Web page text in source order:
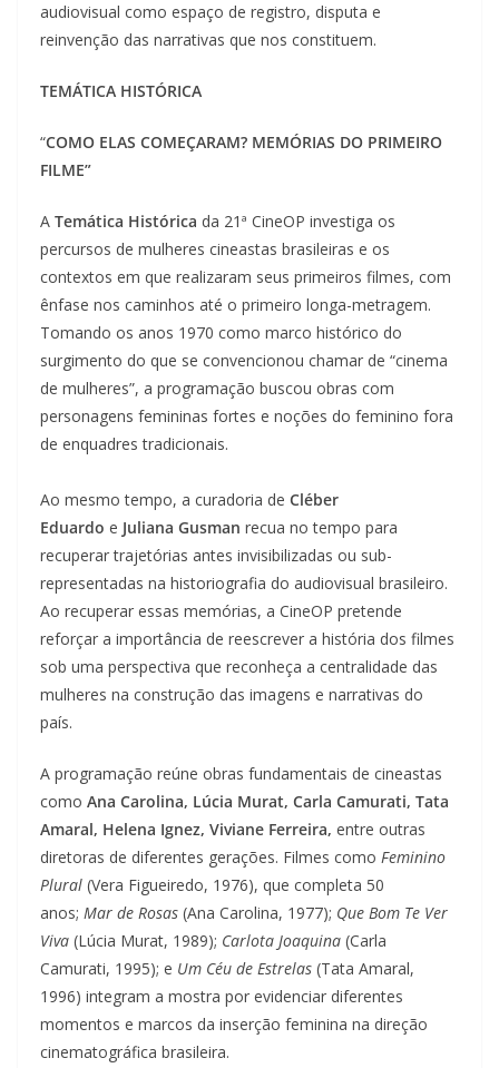
audiovisual como espaço de registro, disputa e
reinvenção das narrativas que nos constituem.
TEMÁTICA HISTÓRICA
“COMO ELAS COMEÇARAM? MEMÓRIAS DO PRIMEIRO
FILME”
A Temática Histórica da 21ª CineOP investiga os
percursos de mulheres cineastas brasileiras e os
contextos em que realizaram seus primeiros filmes, com
ênfase nos caminhos até o primeiro longa-metragem.
Tomando os anos 1970 como marco histórico do
surgimento do que se convencionou chamar de “cinema
de mulheres”, a programação buscou obras com
personagens femininas fortes e noções do feminino fora
de enquadres tradicionais.
Ao mesmo tempo, a curadoria de Cléber
Eduardo e Juliana Gusman recua no tempo para
recuperar trajetórias antes invisibilizadas ou sub-
representadas na historiografia do audiovisual brasileiro.
Ao recuperar essas memórias, a CineOP pretende
reforçar a importância de reescrever a história dos filmes
sob uma perspectiva que reconheça a centralidade das
mulheres na construção das imagens e narrativas do
país.
A programação reúne obras fundamentais de cineastas
como Ana Carolina, Lúcia Murat, Carla Camurati, Tata
Amaral, Helena Ignez, Viviane Ferreira, entre outras
diretoras de diferentes gerações. Filmes como Feminino
Plural (Vera Figueiredo, 1976), que completa 50
anos; Mar de Rosas (Ana Carolina, 1977); Que Bom Te Ver
Viva (Lúcia Murat, 1989); Carlota Joaquina (Carla
Camurati, 1995); e Um Céu de Estrelas (Tata Amaral,
1996) integram a mostra por evidenciar diferentes
momentos e marcos da inserção feminina na direção
cinematográfica brasileira.